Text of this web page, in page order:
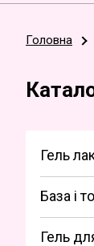
Головна
Гель
База і
Гель